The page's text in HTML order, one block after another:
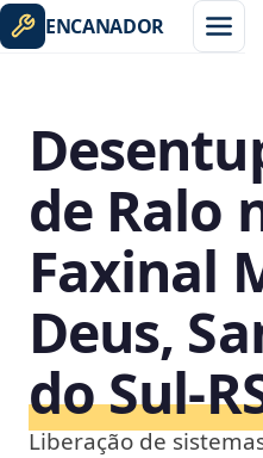
ENCANADOR
de Ralo
Faxinal
Deus,
do
Liberação de